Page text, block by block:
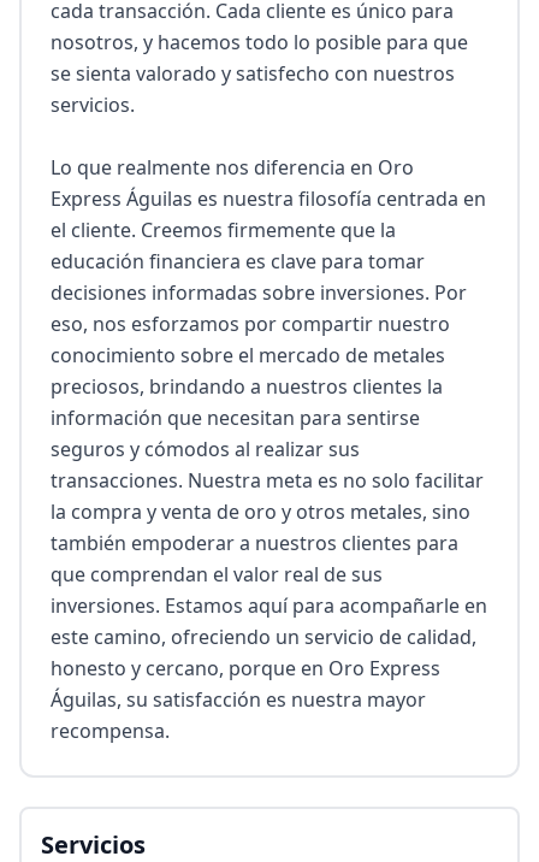
cada transacción. Cada cliente es único para
nosotros, y hacemos todo lo posible para que
se sienta valorado y satisfecho con nuestros
servicios.
Lo que realmente nos diferencia en Oro
Express Águilas es nuestra filosofía centrada en
el cliente. Creemos firmemente que la
educación financiera es clave para tomar
decisiones informadas sobre inversiones. Por
eso, nos esforzamos por compartir nuestro
conocimiento sobre el mercado de metales
preciosos, brindando a nuestros clientes la
información que necesitan para sentirse
seguros y cómodos al realizar sus
transacciones. Nuestra meta es no solo facilitar
la compra y venta de oro y otros metales, sino
también empoderar a nuestros clientes para
que comprendan el valor real de sus
inversiones. Estamos aquí para acompañarle en
este camino, ofreciendo un servicio de calidad,
honesto y cercano, porque en Oro Express
Águilas, su satisfacción es nuestra mayor
recompensa.
Servicios